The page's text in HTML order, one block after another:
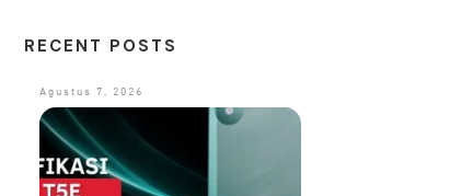
RECENT POSTS
Agustus 7, 2026